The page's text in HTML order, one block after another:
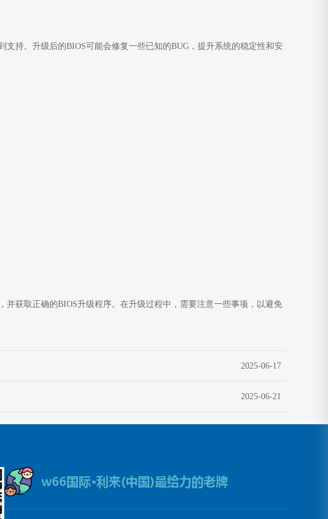
持。升级后的BIOS可能会修复一些已知的BUG，提升系统的稳定性和安
获取正确的BIOS升级程序。在升级过程中，需要注意一些事项，以避免
2025-06-17
2025-06-21